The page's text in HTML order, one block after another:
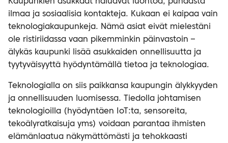
ilmaa ja sosiaalisia kontakteja. Kukaan ei kaipaa vain
teknologiakaupunkeja. Nämä asiat eivät mielestäni
ole ristiriidassa vaan pikemminkin päinvastoin –
älykäs kaupunki lisää asukkaiden onnellisuutta ja
tyytyväisyyttä hyödyntämällä tietoa ja teknologiaa.
Teknologialla on siis paikkansa kaupungin älykkyyden
ja onnellisuuden luomisessa. Tiedolla johtamisen
teknologioilla (hyödyntäen IoT:ta, sensoreita,
tekoälyratkaisuja yms) voidaan parantaa ihmisten
elämänlaatua näkymättömästi ja tehokkaasti